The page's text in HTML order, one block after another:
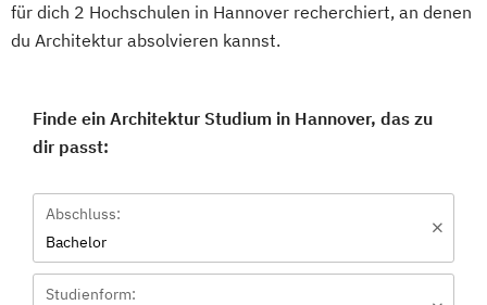
für dich 2 Hochschulen in Hannover recherchiert, an denen
du Architektur absolvieren kannst.
Finde ein Architektur Studium in Hannover, das zu
dir passt:
Abschluss:
Bachelor
Studienform: